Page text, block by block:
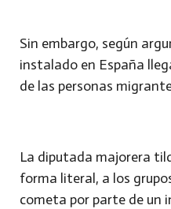
Sin embargo, según
instalado en España
de las personas
La diputada majorera
forma literal, a los
cometa por parte de un